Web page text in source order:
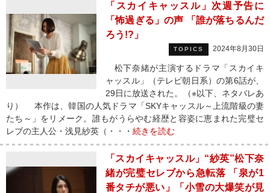
「スカイキャッスル」次週予告に
「怖過ぎる」の声 「誰が落ちるんだ
ろう!?」
TOPICS 2024年8月30日
松下奈緒が主演するドラマ「スカイキ
ャッスル」（テレビ朝日系）の第6話が、
29日に放送された。（※以下、ネタバレあ
り） 本作は、韓国の人気ドラマ「SKYキャッスル～上流階級の妻
たち～」をリメーク。誰もがうらやむ経歴と容姿に恵まれた完璧セ
レブの主人公・浅見紗英（・・・ 続きを読む
「スカイキャッスル」“紗英”松下奈
緒が完璧セレブから急転落 「泉が1
番タチが悪い」「小雪の大爆笑が見